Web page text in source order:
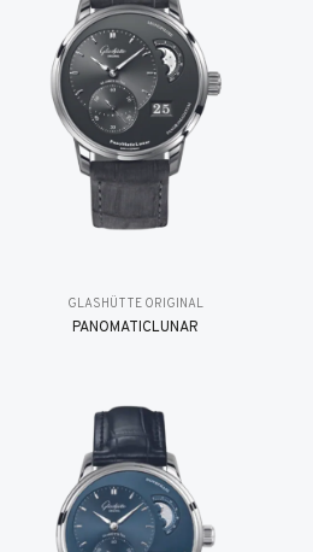
GLASHÜTTE ORIGINAL
PANOMATICLUNAR